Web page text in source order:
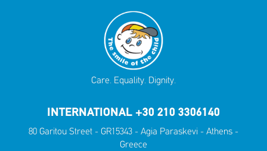
Care. Equality. Dignity.
INTERNATIONAL +30 210 3306140
80 Garitou Street - GR15343 - Agia Paraskevi - Athens -
Greece